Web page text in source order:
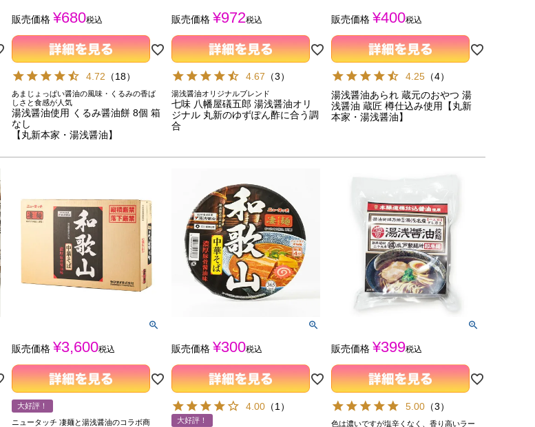
販売価格 ¥680税込
4.72 （18）
あまじょっぱい醤油の風味・くるみの香ば
しさと食感が人気
湯浅醤油使用 くるみ醤油餅 8個 箱
なし
【丸新本家・湯浅醤油】
販売価格 ¥972税込
4.67 （3）
湯浅醤油オリジナルブレンド
七味 八幡屋礒五郎 湯浅醤油オリ
ジナル 丸新のゆずぽん酢に合う調
合
販売価格 ¥400税込
4.25 （4）
湯浅醤油あられ 蔵元のおやつ 湯
浅醤油 蔵匠 樽仕込み使用【丸新
本家・湯浅醤油】
販売価格 ¥3,600税込
大好評！
ニュータッチ 凄麺と湯浅醤油のコラボ商
販売価格 ¥300税込
4.00 （1 ）
大好評！
販売価格 ¥399税込
5.00 （3）
色は濃いですが塩辛くなく、香り高いラー